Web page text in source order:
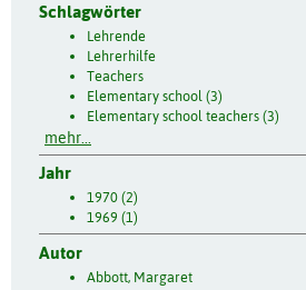
Schlagwörter
Lehrende
Lehrerhilfe
Teachers
Elementary school (3)
Elementary school teachers (3)
mehr...
Jahr
1970 (2)
1969 (1)
Autor
Abbott, Margaret